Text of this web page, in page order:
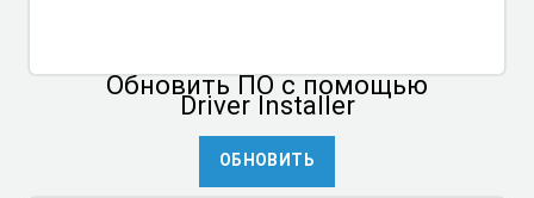
Обновить ПОс помощью
Driver Installer
ОБНОВИТЬ